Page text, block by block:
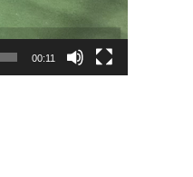
00:11